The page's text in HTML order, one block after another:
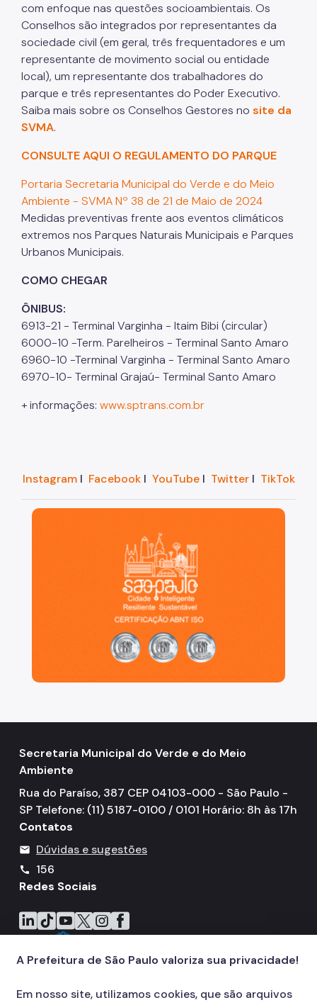
com enfoque nas questões socioambientais. Os
Conselhos são integrados por representantes da
sociedade civil (em geral, três frequentadores e um
representante de movimento social ou entidade
local), um representante dos trabalhadores do
parque e três representantes do Poder Executivo.
Saiba mais sobre os Conselhos Gestores no site da
SVMA.
CONSULTE AQUI O REGULAMENTO DO PARQUE
Portaria Secretaria Municipal do Verde e do Meio
Ambiente - SVMA Nº 38 de 21 de Maio de 2024
Medidas preventivas frente aos eventos climáticos
extremos nos Parques Naturais Municipais e Parques
Urbanos Municipais.
COMO CHEGAR
ÔNIBUS:
6913-21 - Terminal Varginha - Itaim Bibi (circular)
6000-10 -Term. Parelheiros - Terminal Santo Amaro
6960-10 -Terminal Varginha - Terminal Santo Amaro
6970-10- Terminal Grajaú- Terminal Santo Amaro
+ informações: www.sptrans.com.br
InstagramI FacebookI YouTubeI TwitterI TikTok
São Paulo, cidade inteligente, resiliente e sustentável
Secretaria Municipal do Verde e do Meio
Ambiente
Rua do Paraíso, 387 CEP 04103-000 - São Paulo -
SP Telefone: (11) 5187-0100 / 0101 Horário: 8h às 17h
Contatos
mail Dúvidas e sugestões
call
156
Redes Sociais
Icone do LinkedIn
Icone do TikTok
Icone do YouTube
Icone do X
Icone do Instagram
Icone do Facebook
A Prefeitura de São Paulo valoriza sua privacidade!
Em nosso site, utilizamos cookies, que são arquivos